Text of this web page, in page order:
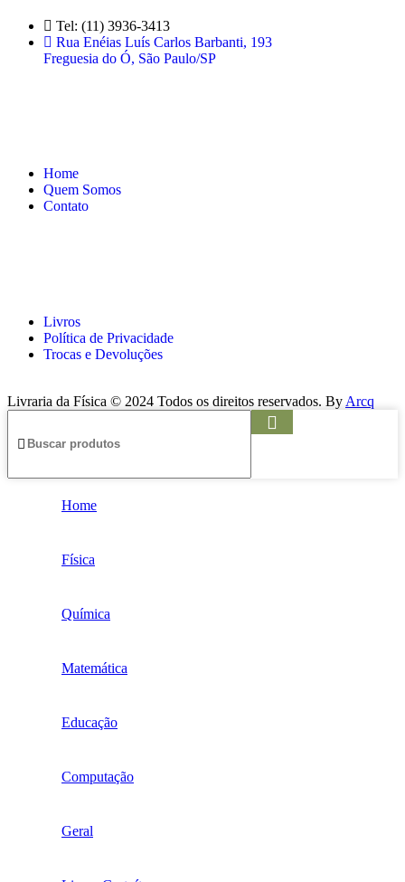
Tel: (11) 3936-3413
Rua Enéias Luís Carlos Barbanti, 193
Freguesia do Ó, São Paulo/SP
Home
Quem Somos
Contato
Livros
Política de Privacidade
Trocas e Devoluções
Livraria da Física © 2024 Todos os direitos reservados. By Arcq
Home
Física
Química
Matemática
Educação
Computação
Geral